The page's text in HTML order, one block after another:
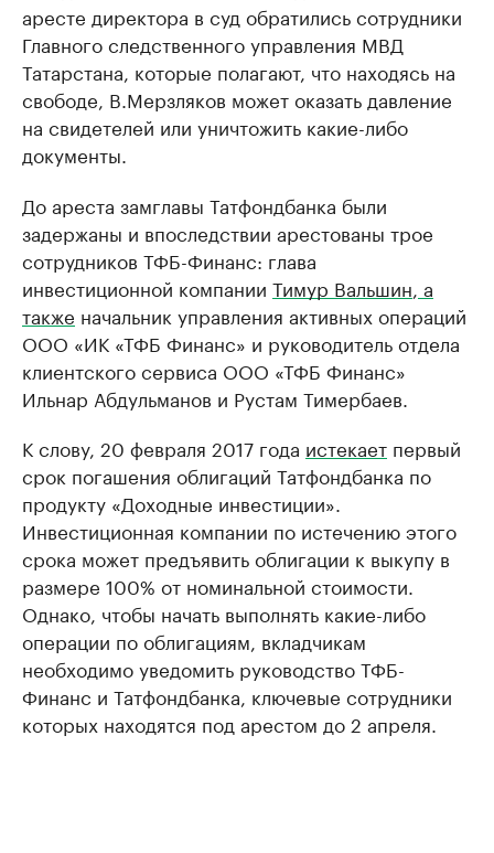
аресте директора в суд обратились сотрудники
Главного следственного управления МВД
Татарстана, которые полагают, что находясь на
свободе, В.Мерзляков может оказать давление
на свидетелей или уничтожить какие-либо
документы.
До ареста замглавы Татфондбанка были
задержаны и впоследствии арестованы трое
сотрудников ТФБ-Финанс: глава
инвестиционной компании Тимур Вальшин а
также начальник управления активных операций
ООО «ИК «ТФБ Финанс» и руководитель отдела
клиентского сервиса ООО «ТФБ Финанс»
Ильнар Абдульманов и Рустам Тимербаев.
К слову, 20 февраля 2017 года истекает первый
срок погашения облигаций Татфондбанка по
продукту «Доходные инвестиции».
Инвестиционная компании по истечению этого
срока может предъявить облигации к выкупу в
размере 100% от номинальной стоимости.
Однако, чтобы начать выполнять какие-либо
операции по облигациям, вкладчикам
необходимо уведомить руководство ТФБ-
Финанс и Татфондбанка, ключевые сотрудники
которых находятся под арестом до 2 апреля.